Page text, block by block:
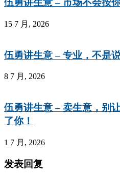
伍勇讲生意 – 市场不会按
15 7 月, 2026
伍勇讲生意 – 专业，不是
8 7 月, 2026
伍勇讲生意 – 卖生意，别
了你！
1 7 月, 2026
发表回复